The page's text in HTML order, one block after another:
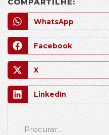
WhatsApp
Facebook
X
LinkedIn